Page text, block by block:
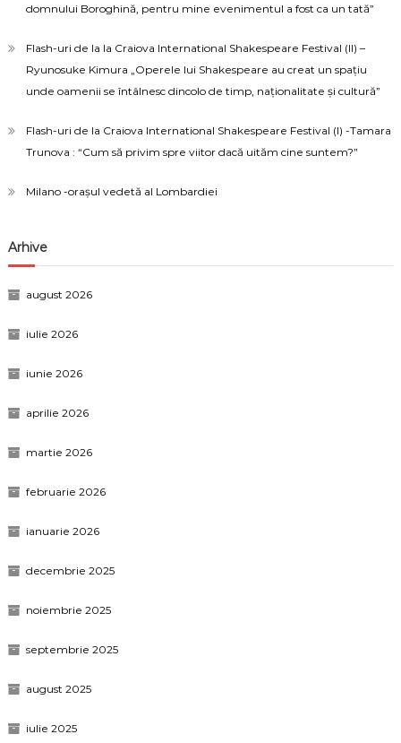
domnului Boroghină, pentru mine evenimentul a fost ca un tată”
Flash-uri de la la Craiova International Shakespeare Festival (II) –
Ryunosuke Kimura „Operele lui Shakespeare au creat un spațiu
unde oamenii se întâlnesc dincolo de timp, naționalitate și cultură”
Flash-uri de la Craiova International Shakespeare Festival (I) -Tamara
Trunova : “Cum să privim spre viitor dacă uităm cine suntem?”
Milano -orașul vedetă al Lombardiei
Arhive
august 2026
iulie 2026
iunie 2026
aprilie 2026
martie 2026
februarie 2026
ianuarie 2026
decembrie 2025
noiembrie 2025
septembrie 2025
august 2025
iulie 2025